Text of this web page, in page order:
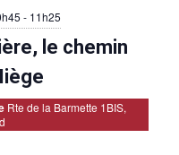
- 11h25
le chemin
Rte de la Barmette 1BIS,